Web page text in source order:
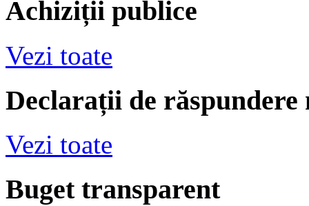
Achiziții publice
Vezi toate
Declarații de răspundere
Vezi toate
Buget transparent